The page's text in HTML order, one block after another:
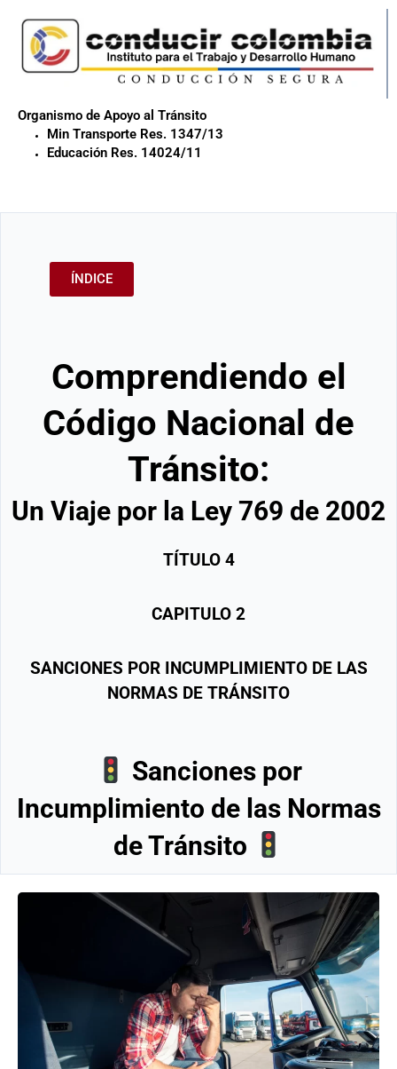
Organismo de Apoyo al Tránsito
Min Transporte Res. 1347/13
Educación Res. 14024/11
ÍNDICE
Comprendiendo el
Código Nacional de
Tránsito:
Un Viaje por la Ley 769 de 2002
TÍTULO 4
CAPITULO 2
SANCIONES POR INCUMPLIMIENTO DE LAS
NORMAS DE TRÁNSITO
Sanciones por
Incumplimiento de las Normas
de Tránsito